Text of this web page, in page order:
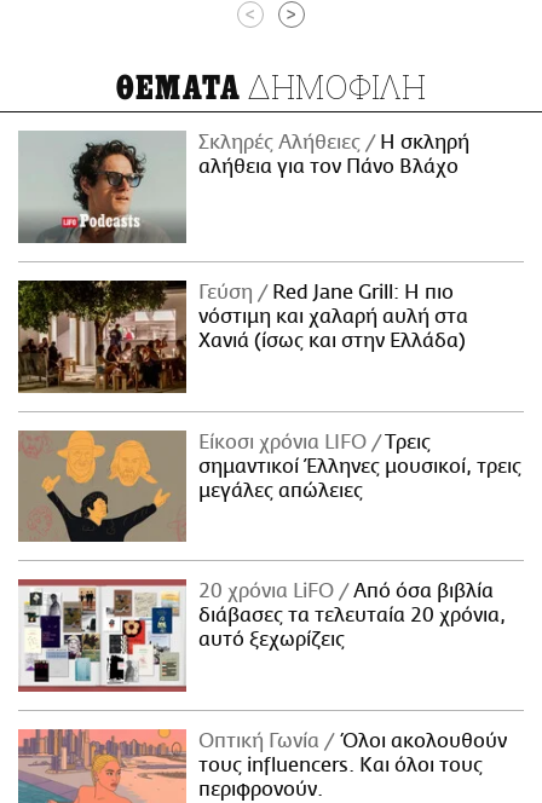
< >
ΘΕΜΑΤΑ ΔΗΜΟΦΙΛΗ
Σκληρές Αλήθειες
H σκληρή
αλήθεια για τον Πάνο Βλάχο
Γεύση
Red Jane Grill: Η πιο
νόστιμη και χαλαρή αυλή στα
Χανιά (ίσως και στην Ελλάδα)
Είκοσι χρόνια LIFO
Tρεις
σημαντικοί Έλληνες μουσικοί, τρεις
μεγάλες απώλειες
20 χρόνια LiFO
Από όσα βιβλία
διάβασες τα τελευταία 20 χρόνια,
αυτό ξεχωρίζεις
Οπτική Γωνία
Όλοι ακολουθούν
τους influencers. Και όλοι τους
περιφρονούν.